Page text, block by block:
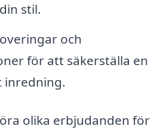
stil.
och
för att säkerställa en
inredning.
olika erbjudanden för